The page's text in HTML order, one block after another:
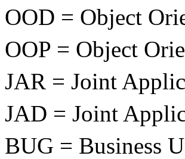
OOD = Object
OOP = Object
JAR = Joint
JAD = Joint
BUG = Business